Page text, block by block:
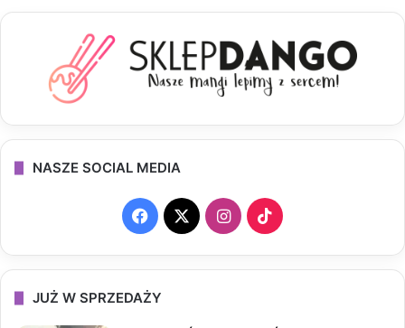
NASZE SOCIAL MEDIA
F
a
X
I
n
T
i
T
JUŻ W SPRZEDAŻY